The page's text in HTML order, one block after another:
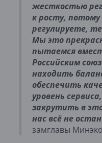
жесткостью
к росту,
регулируете,
Мы это
пытаемся
Российским
находить
обеспечить
уровень
закрутить в
нас всё не
замглавы